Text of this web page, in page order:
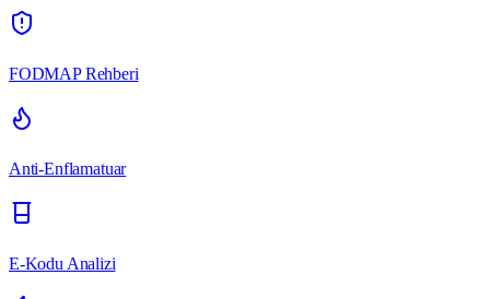
FODMAP Rehberi
Anti-Enflamatuar
E-Kodu Analizi